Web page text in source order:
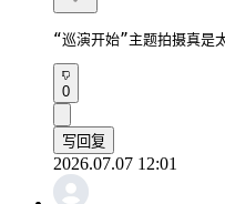
“巡演开始”主题拍摄真是
0
写回复
2026.07.07 12:01